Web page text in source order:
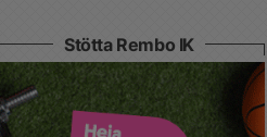
Stötta Rembo IK